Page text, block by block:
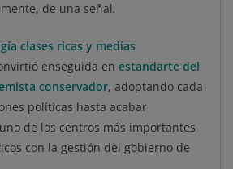
de una señal.
clases ricas y medias
enseguida en estandarte del
conservador, adoptando cada
políticas hasta acabar
de los centros más importantes
con la gestión del gobierno de